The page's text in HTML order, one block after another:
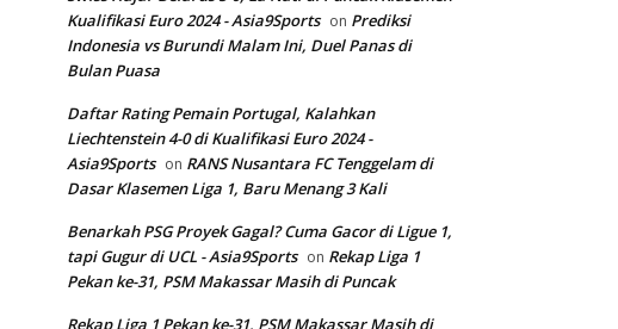
Kualifikasi Euro 2024 - Asia9Sports on Prediksi
Indonesia vs Burundi Malam Ini, Duel Panas di
Bulan Puasa
Daftar Rating Pemain Portugal, Kalahkan
Liechtenstein 4-0 di Kualifikasi Euro 2024 -
Asia9Sports on RANS Nusantara FC Tenggelam di
Dasar Klasemen Liga 1, Baru Menang 3 Kali
Benarkah PSG Proyek Gagal? Cuma Gacor di Ligue 1,
tapi Gugur di UCL - Asia9Sports on Rekap Liga 1
Pekan ke-31, PSM Makassar Masih di Puncak
Rekap Liga 1 Pekan ke-31, PSM Makassar Masih di